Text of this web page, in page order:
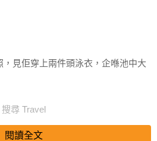
見佢穿上兩件頭泳衣，企喺池中大
搜尋 Travel
閱讀全文